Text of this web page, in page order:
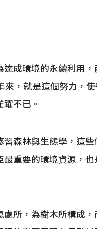
成環境的永續利用，
，就是這個努力，使
不已。
森林與生態學，這些
重要的環境資源，
所，為樹木所構成